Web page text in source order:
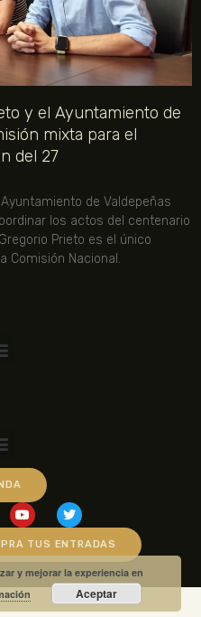
y el Ayuntamiento de
mixta para el
del 27
de Valdepeñas
los actos del centenario
Prieto es el único
Comisión Nacional.
TUS ENTRADAS
y mejorar la experiencia en
Aceptar